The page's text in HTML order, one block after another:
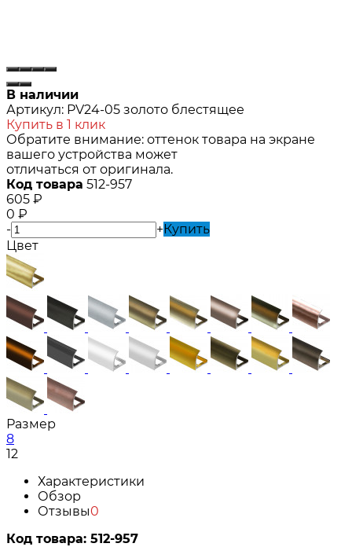
В наличии
Артикул: PV24-05 золото блестящее
Купить в 1 клик
Обратите внимание: оттенок товара на экране
вашего устройства может
отличаться от оригинала.
Код товара 512-957
605 ₽
0 ₽
-
+Купить
Цвет
Размер
8
12
Характеристики
Обзор
Отзывы0
Код товара: 512-957